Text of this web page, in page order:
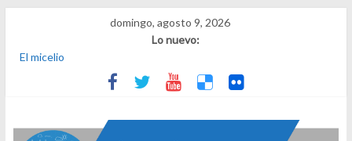
domingo, agosto 9, 2026
Lo nuevo:
El micelio
Receta para viajar al pasado
Una noche y el amanecer en Dignidad
INVI